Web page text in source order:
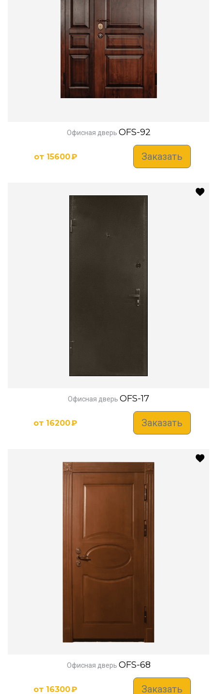
Офисная дверь OFS-92
от 15600₽ Заказать
Офисная дверь OFS-17
от 16200₽ Заказать
Офисная дверь OFS-68
от 16300₽ Заказать